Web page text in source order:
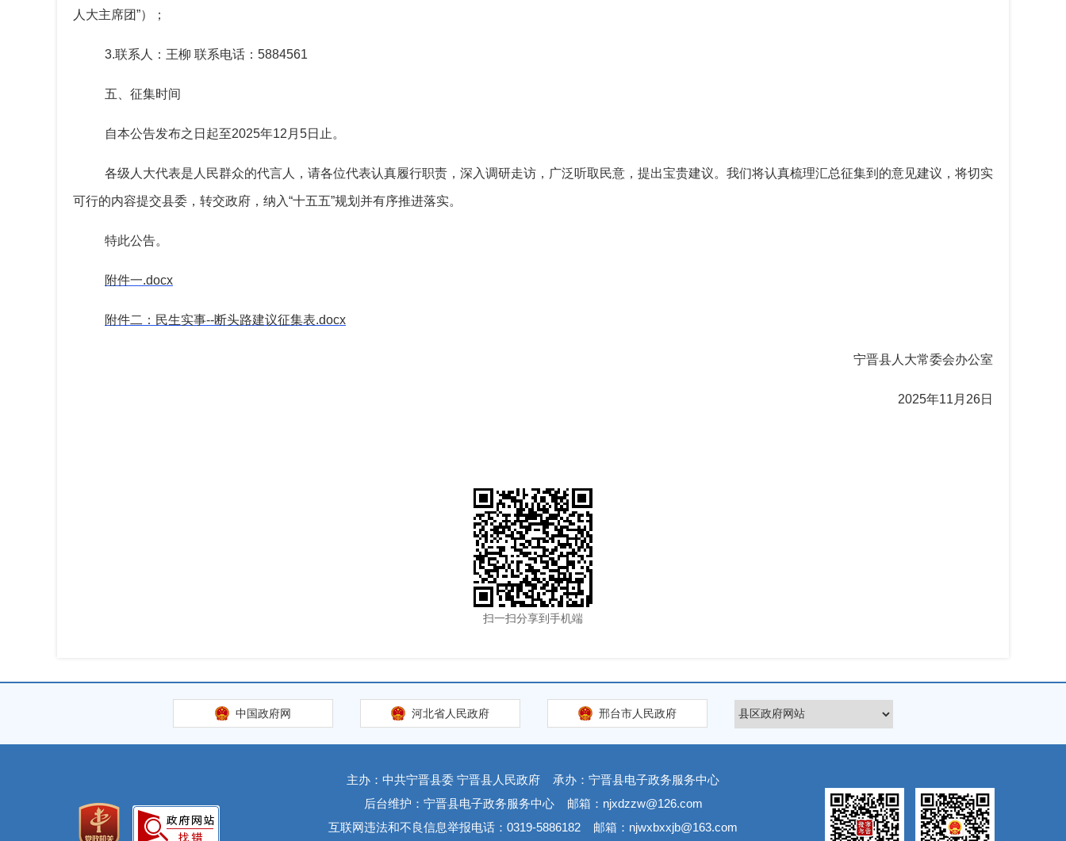
人大主席团”）；
3.联系人：王柳 联系电话：5884561
五、征集时间
自本公告发布之日起至2025年12月5日止。
各级人大代表是人民群众的代言人，请各位代表认真履行职责，深入调研走访，广泛听取民意，提出宝贵建议。我们将认真梳理汇总征集到的意见建议，将切实
可行的内容提交县委，转交政府，纳入“十五五”规划并有序推进落实。
特此公告。
附件一.docx
附件二：民生实事--断头路建议征集表.docx
宁晋县人大常委会办公室
2025年11月26日
扫一扫分享到手机端
中国政府网 河北省人民政府 邢台市人民政府
主办：中共宁晋县委 宁晋县人民政府
承办：宁晋县电子政务服务中心
后台维护：宁晋县电子政务服务中心
邮箱：njxdzzw@126.com
互联网违法和不良信息举报电话：0319-5886182
邮箱：njwxbxxjb@163.com